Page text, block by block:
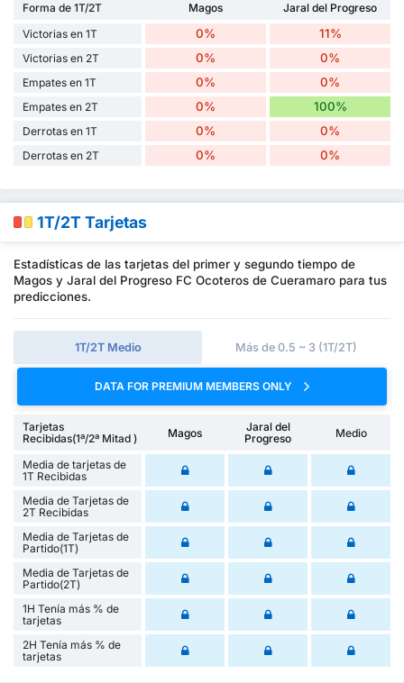
Forma de 1T/2T Magos
Jaral del Progreso
Victorias en 1T
0% 11%
Victorias en 2T 0% 0%
Empates en 1T 0% 0%
Empates en 2T 0% 100%
Derrotas en 1T 0% 0%
Derrotas en 2T 0% 0%
1T/2T Tarjetas
Estadísticas de las tarjetas del primer y segundo tiempo de
Magos y Jaral del Progreso FC Ocoteros de Cueramaro para tus
predicciones.
1T/2T Medio Más de 0.5 ~ 3 (1T/2T)
DATA FOR PREMIUM MEMBERS ONLY
Tarjetas
Recibidas(1ª/2ª Mitad )
Magos
Jaral del
Progreso
Medio
Media de tarjetas de
1T Recibidas
Media de Tarjetas de
2T Recibidas
Media de Tarjetas de
Partido(1T)
Media de Tarjetas de
Partido(2T)
1H Tenía más % de
tarjetas
2H Tenía más % de
tarjetas